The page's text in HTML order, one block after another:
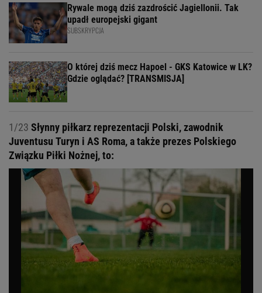
Rywale mogą dziś zazdrościć Jagiellonii. Tak
upadł europejski gigant
SUBSKRYPCJA
O której dziś mecz Hapoel - GKS Katowice w LK?
Gdzie oglądać? [TRANSMISJA]
1/23 Słynny piłkarz reprezentacji Polski, zawodnik
Juventusu Turyn i AS Roma, a także prezes Polskiego
Związku Piłki Nożnej, to: